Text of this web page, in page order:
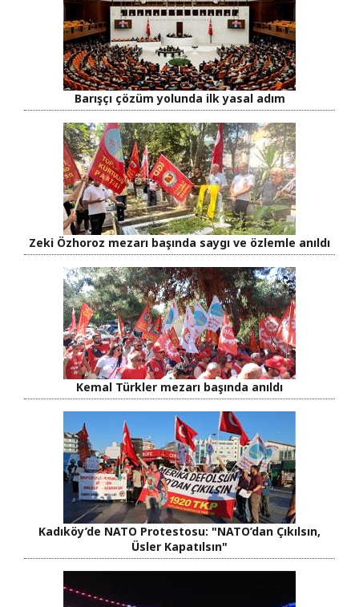
Barışçı çözüm yolunda ilk yasal adım
Zeki Özhoroz mezarı başında saygı ve özlemle anıldı
Kemal Türkler mezarı başında anıldı
Kadıköy’de NATO Protestosu: "NATO’dan Çıkılsın,
Üsler Kapatılsın"